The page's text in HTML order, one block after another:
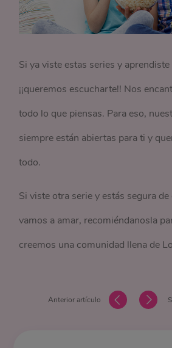
Si ya viste estas series y
¡¡queremos escucharte!! Nos
todo lo que piensas. Para eso,
siempre están abiertas para ti y
todo.
Si viste otra serie y estás segura
vamos a amar, recomiéndanosla
creemos una comunidad llena de
Anterior artículo